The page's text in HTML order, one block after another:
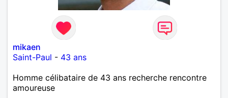
mikaen
Saint-Paul - 43 ans
Homme célibataire de 43 ans recherche rencontre
amoureuse